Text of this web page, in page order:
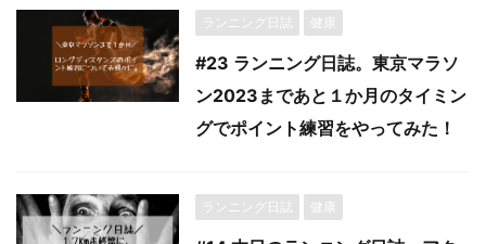
ランニング日誌 健康
#23 ランニング日誌。東京マラソ
ン2023まであと１か月のタイミン
グでポイント練習をやってみた！
ランニング日誌 健康